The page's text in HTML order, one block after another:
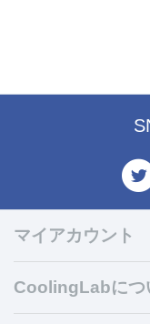
マイアカウント
CoolingLabにつ